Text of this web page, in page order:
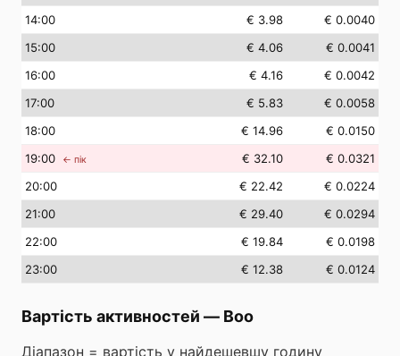
14:00 € 3.98
€ 0.0040
15:00 € 4.06
€ 0.0041
16:00 € 4.16
€ 0.0042
17:00 € 5.83
€ 0.0058
18:00 € 14.96
€ 0.0150
19:00 ← пік € 32.10
€ 0.0321
20:00 € 22.42
€ 0.0224
21:00 € 29.40
€ 0.0294
22:00 € 19.84
€ 0.0198
23:00 € 12.38 € 0.0124
Вартість активностей — Boo
Діапазон = вартість у найдешевшу годину